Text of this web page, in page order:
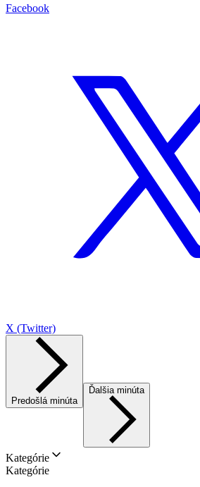
Facebook
X (Twitter)
Predošlá minúta
Ďalšia minúta
Kategórie
Kategórie